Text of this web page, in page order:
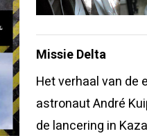
Missie Delta
Het verhaal van de
astronaut André
de lancering in